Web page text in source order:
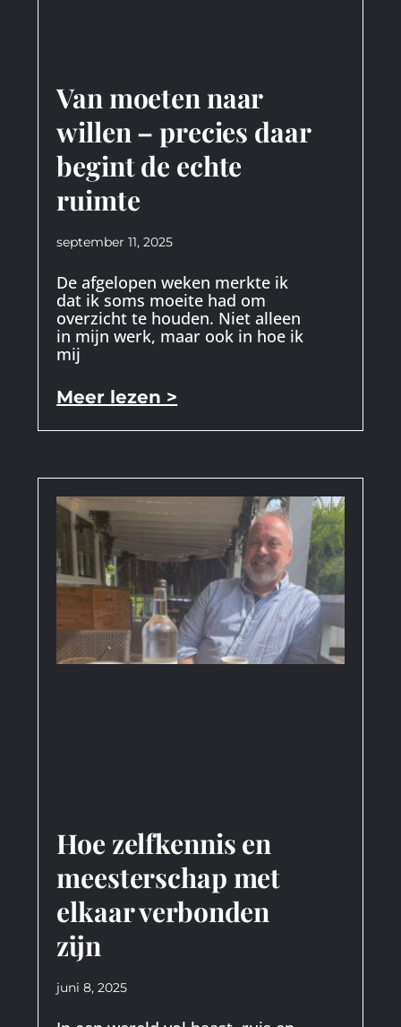
Van moeten naar
willen – precies daar
begint de echte
ruimte
september 11, 2025
De afgelopen weken merkte ik
dat ik soms moeite had om
overzicht te houden. Niet alleen
in mijn werk, maar ook in hoe ik
mij
Meer lezen >
Hoe zelfkennis en
meesterschap met
elkaar verbonden
zijn
juni 8, 2025